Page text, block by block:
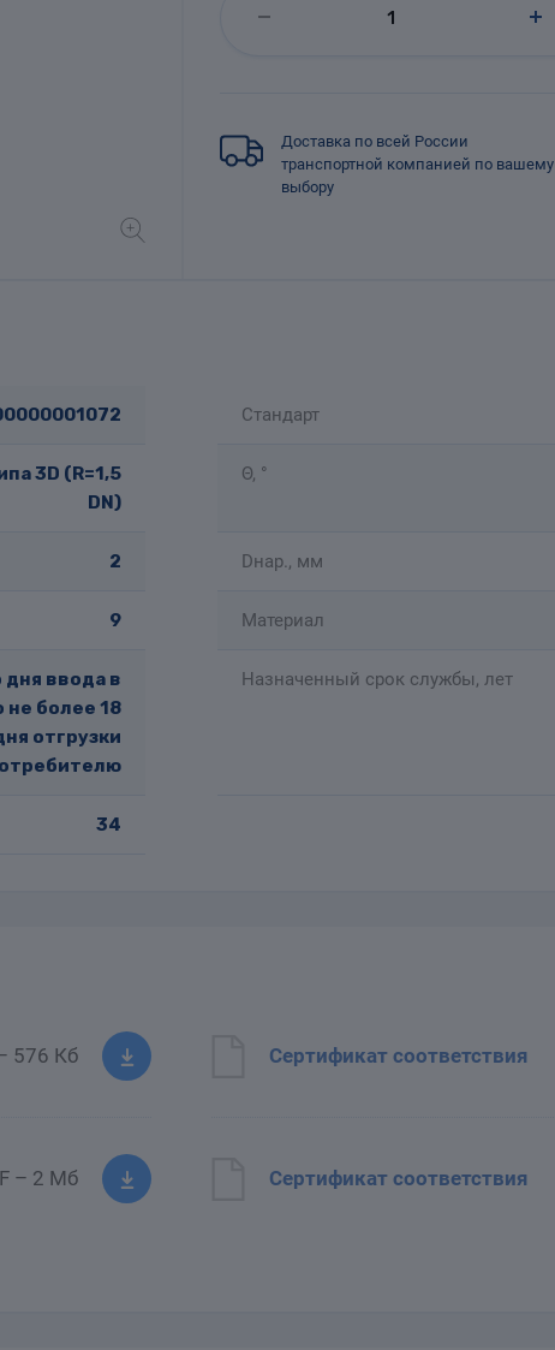
Доставка по всей России
транспортной компанией по вашему
выбору
Стандарт
3D (R=1,5
DN)
Θ, °
2 Dнар., мм
9 Материал
дня ввода в
не более 18
отгрузки
Назначенный срок службы, лет
34
576 Кб Сертификат соответствия
– 2 Мб Сертификат соответствия